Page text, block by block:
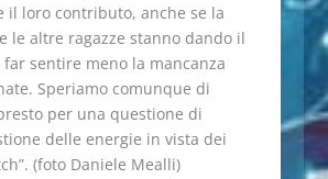
il loro contributo, anche se la
le altre ragazze stanno dando il
sentire meno la mancanza
Speriamo comunque di
per una questione di
delle energie in vista dei
(foto Daniele Mealli)